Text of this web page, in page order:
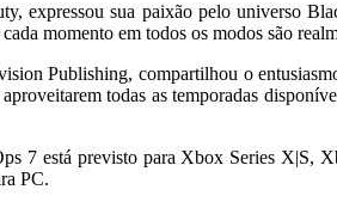
expressou sua paixão pelo universo
momento em todos os modos são
Publishing, compartilhou o
aproveitarem todas as temporadas
7 está previsto para Xbox Series X|S,
PC.